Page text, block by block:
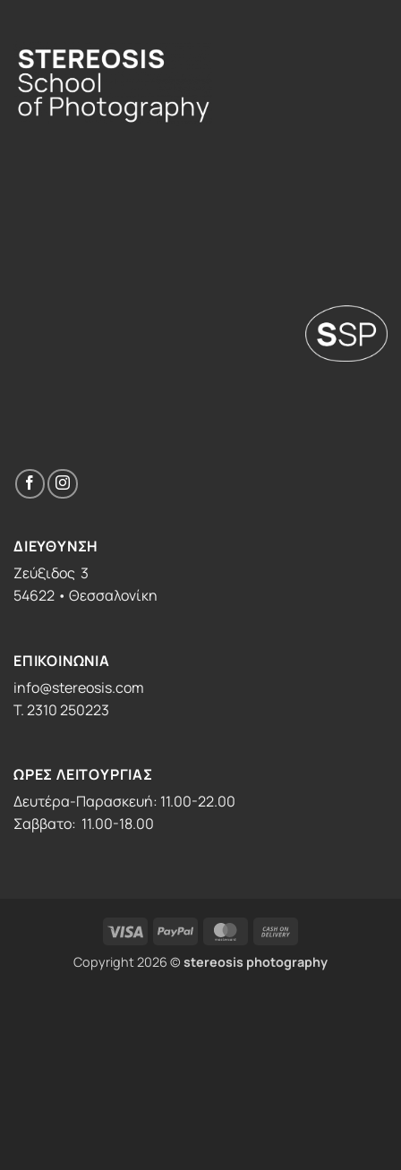
ΔΙΕΥΘΥΝΣΗ
Ζεύξιδος 3
54622 • Θεσσαλονίκη
ΕΠΙΚΟΙΝΩΝΙΑ
info@stereosis.com
T. 2310 250223
ΩΡΕΣ ΛΕΙΤΟΥΡΓΙΑΣ
Δευτέρα-Παρασκευή: 11.00-22.00
Σαββατο: 11.00-18.00
Visa PayPal MasterCard
Delivery
Copyright 2026 © stereosis photography